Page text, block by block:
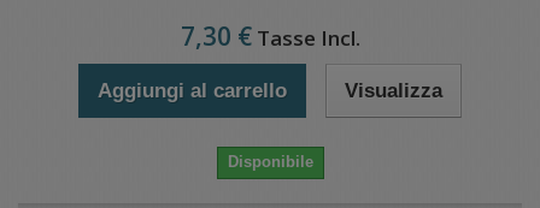
7,30 € Tasse Incl.
Aggiungi al carrello Visualizza
Disponibile